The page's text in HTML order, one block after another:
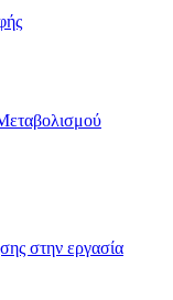
στην εργασία